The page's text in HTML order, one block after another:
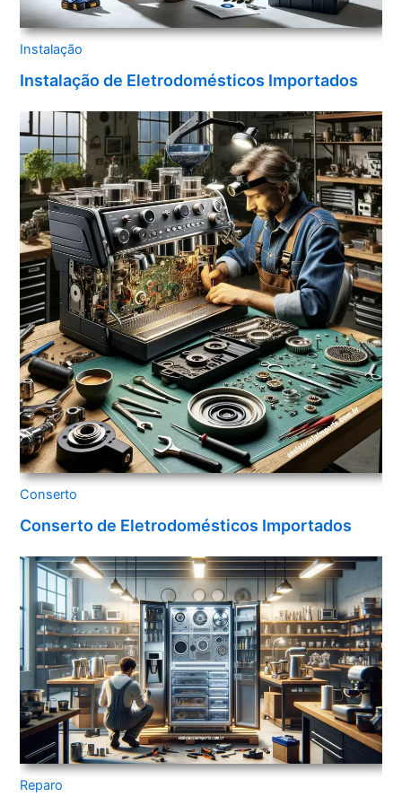
Instalação
Instalação de Eletrodomésticos Importados
Conserto
Conserto de Eletrodomésticos Importados
Reparo